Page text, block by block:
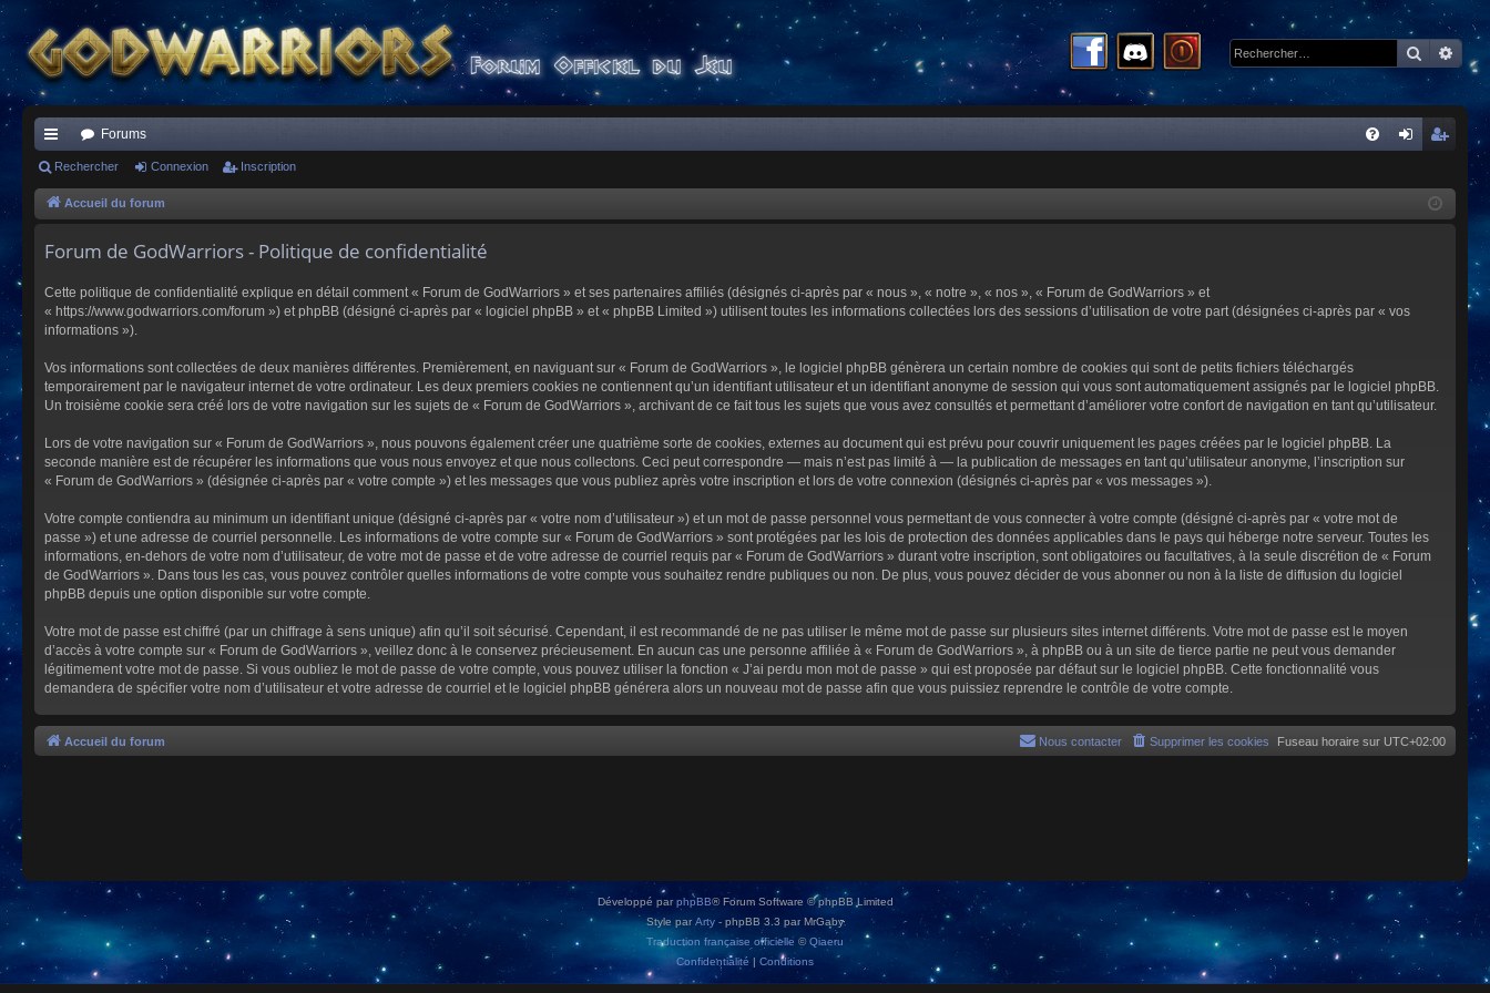
ac
co
s
Forums
cri
Rechercher Connexion Inscription
Accueil du forum
Forum de GodWarriors - Politique de confidentialité
Cette politique de confidentialité explique en détail comment « Forum de GodWarriors » et ses partenaires affiliés (désignés ci-après par « nous », « notre », « nos », « Forum de GodWarriors » et
« https://www.godwarriors.com/forum ») et phpBB (désigné ci-après par « logiciel phpBB » et « phpBB Limited ») utilisent toutes les informations collectées lors des sessions d’utilisation de votre part (désignées ci-après par « vos
informations »).
Vos informations sont collectées de deux manières différentes. Premièrement, en naviguant sur « Forum de GodWarriors », le logiciel phpBB génèrera un certain nombre de cookies qui sont de petits fichiers téléchargés
temporairement par le navigateur internet de votre ordinateur. Les deux premiers cookies ne contiennent qu’un identifiant utilisateur et un identifiant anonyme de session qui vous sont automatiquement assignés par le logiciel phpBB.
Un troisième cookie sera créé lors de votre navigation sur les sujets de « Forum de GodWarriors », archivant de ce fait tous les sujets que vous avez consultés et permettant d’améliorer votre confort de navigation en tant qu’utilisateur.
Lors de votre navigation sur « Forum de GodWarriors », nous pouvons également créer une quatrième sorte de cookies, externes au document qui est prévu pour couvrir uniquement les pages créées par le logiciel phpBB. La
seconde manière est de récupérer les informations que vous nous envoyez et que nous collectons. Ceci peut correspondre — mais n’est pas limité à — la publication de messages en tant qu’utilisateur anonyme, l’inscription sur
« Forum de GodWarriors » (désignée ci-après par « votre compte ») et les messages que vous publiez après votre inscription et lors de votre connexion (désignés ci-après par « vos messages »).
Votre compte contiendra au minimum un identifiant unique (désigné ci-après par « votre nom d’utilisateur ») et un mot de passe personnel vous permettant de vous connecter à votre compte (désigné ci-après par « votre mot de
passe ») et une adresse de courriel personnelle. Les informations de votre compte sur « Forum de GodWarriors » sont protégées par les lois de protection des données applicables dans le pays qui héberge notre serveur. Toutes les
informations, en-dehors de votre nom d’utilisateur, de votre mot de passe et de votre adresse de courriel requis par « Forum de GodWarriors » durant votre inscription, sont obligatoires ou facultatives, à la seule discrétion de « Forum
de GodWarriors ». Dans tous les cas, vous pouvez contrôler quelles informations de votre compte vous souhaitez rendre publiques ou non. De plus, vous pouvez décider de vous abonner ou non à la liste de diffusion du logiciel
phpBB depuis une option disponible sur votre compte.
Votre mot de passe est chiffré (par un chiffrage à sens unique) afin qu’il soit sécurisé. Cependant, il est recommandé de ne pas utiliser le même mot de passe sur plusieurs sites internet différents. Votre mot de passe est le moyen
d’accès à votre compte sur « Forum de GodWarriors », veillez donc à le conservez précieusement. En aucun cas une personne affiliée à « Forum de GodWarriors », à phpBB ou à un site de tierce partie ne peut vous demander
légitimement votre mot de passe. Si vous oubliez le mot de passe de votre compte, vous pouvez utiliser la fonction « J’ai perdu mon mot de passe » qui est proposée par défaut sur le logiciel phpBB. Cette fonctionnalité vous
demandera de spécifier votre nom d’utilisateur et votre adresse de courriel et le logiciel phpBB générera alors un nouveau mot de passe afin que vous puissiez reprendre le contrôle de votre compte.
Accueil du forum Fuseau horaire sur UTC+02:00
Supprimer les cookies
Nous contacter
Développé parphpBB® Forum Software © phpBB Limited
Style par Arty - phpBB 3.3 par MrGaby
Traduction française officielle ©Qiaeru
Confidentialité | Conditions